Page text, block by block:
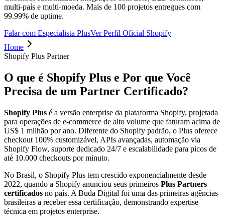
multi-país e multi-moeda. Mais de 100 projetos entregues com
99.99% de uptime.
Falar com Especialista PlusVer Perfil Oficial Shopify
Home
Shopify Plus Partner
O que é Shopify Plus e Por que Você
Precisa de um Partner Certificado?
Shopify Plus é a versão enterprise da plataforma Shopify, projetada
para operações de e-commerce de alto volume que faturam acima de
US$ 1 milhão por ano. Diferente do Shopify padrão, o Plus oferece
checkout 100% customizável, APIs avançadas, automação via
Shopify Flow, suporte dedicado 24/7 e escalabilidade para picos de
até 10.000 checkouts por minuto.
No Brasil, o Shopify Plus tem crescido exponencialmente desde
2022, quando a Shopify anunciou seus primeiros Plus Partners
certificados no país. A Buda Digital foi uma das primeiras agências
brasileiras a receber essa certificação, demonstrando expertise
técnica em projetos enterprise.